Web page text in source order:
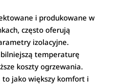
i produkowane w
często oferują
izolacyjne.
temperaturę
koszty ogrzewania.
to jako większy komfort i